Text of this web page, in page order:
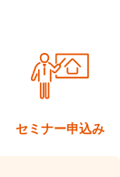
セミナー申込み